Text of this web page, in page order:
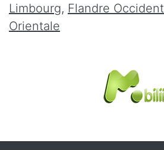
Limbourg, Flandre
Orientale